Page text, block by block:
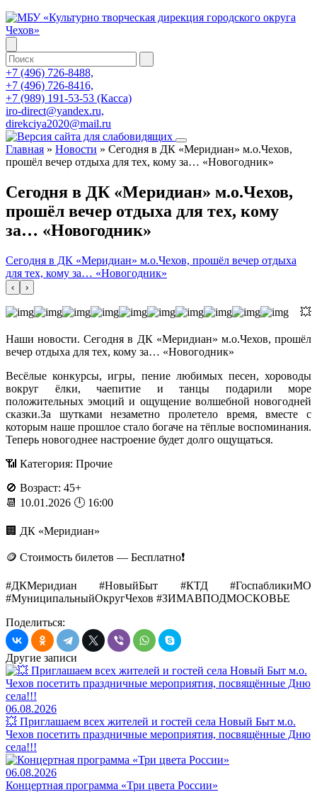
+7 (496) 726-8488,
+7 (496) 726-8416,
+7 (989) 191-53-53 (Касса)
iro-direct@yandex.ru,
direkciya2020@mail.ru
Главная » Новости » Сегодня в ДК «Меридиан» м.о.Чехов,
прошёл вечер отдыха для тех, кому за… «Новогодник»
Сегодня в ДК «Меридиан» м.о.Чехов,
прошёл вечер отдыха для тех, кому
за… «Новогодник»
Сегодня в ДК «Меридиан» м.о.Чехов, прошёл вечер отдыха
для тех, кому за… «Новогодник»
‹ ›
💥
Наши новости. Сегодня в ДК «Меридиан» м.о.Чехов, прошёл
вечер отдыха для тех, кому за… «Новогодник»
Весёлые конкурсы, игры, пение любимых песен, хороводы
вокруг ёлки, чаепитие и танцы подарили море
положительных эмоций и ощущение волшебной новогодней
сказки.За шутками незаметно пролетело время, вместе с
которым наше прошлое стало богаче на тёплые воспоминания.
Теперь новогоднее настроение будет долго ощущаться.
📶 Категория: Прочие
🚫 Возраст: 45+
📆 10.01.2026 🕛 16:00
🏢 ДК «Меридиан»
🪙 Стоимость билетов — Бесплатно❗️
#ДКМеридиан #НовыйБыт #КТД #ГоспабликиМО
#МуниципальныйОкругЧехов #ЗИМАВПОДМОСКОВЬЕ
Поделиться:
Другие записи
06.08.2026
💥 Приглашаем всех жителей и гостей села Новый Быт м.о.
Чехов посетить праздничные мероприятия, посвящённые Дню
села!!!
06.08.2026
Концертная программа «Три цвета России»